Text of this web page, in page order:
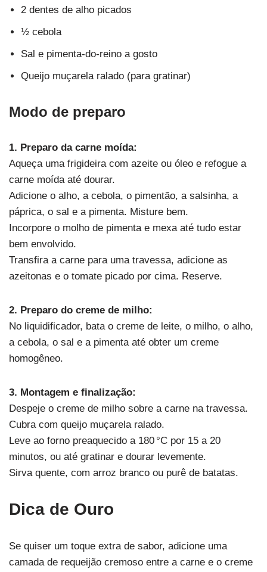
2 dentes de alho picados
½ cebola
Sal e pimenta-do-reino a gosto
Queijo muçarela ralado (para gratinar)
Modo de preparo
1. Preparo da carne moída:
Aqueça uma frigideira com azeite ou óleo e refogue a
carne moída até dourar.
Adicione o alho, a cebola, o pimentão, a salsinha, a
páprica, o sal e a pimenta. Misture bem.
Incorpore o molho de pimenta e mexa até tudo estar
bem envolvido.
Transfira a carne para uma travessa, adicione as
azeitonas e o tomate picado por cima. Reserve.
2. Preparo do creme de milho:
No liquidificador, bata o creme de leite, o milho, o alho,
a cebola, o sal e a pimenta até obter um creme
homogêneo.
3. Montagem e finalização:
Despeje o creme de milho sobre a carne na travessa.
Cubra com queijo muçarela ralado.
Leve ao forno preaquecido a 180 °C por 15 a 20
minutos, ou até gratinar e dourar levemente.
Sirva quente, com arroz branco ou purê de batatas.
Dica de Ouro
Se quiser um toque extra de sabor, adicione uma
camada de requeijão cremoso entre a carne e o creme